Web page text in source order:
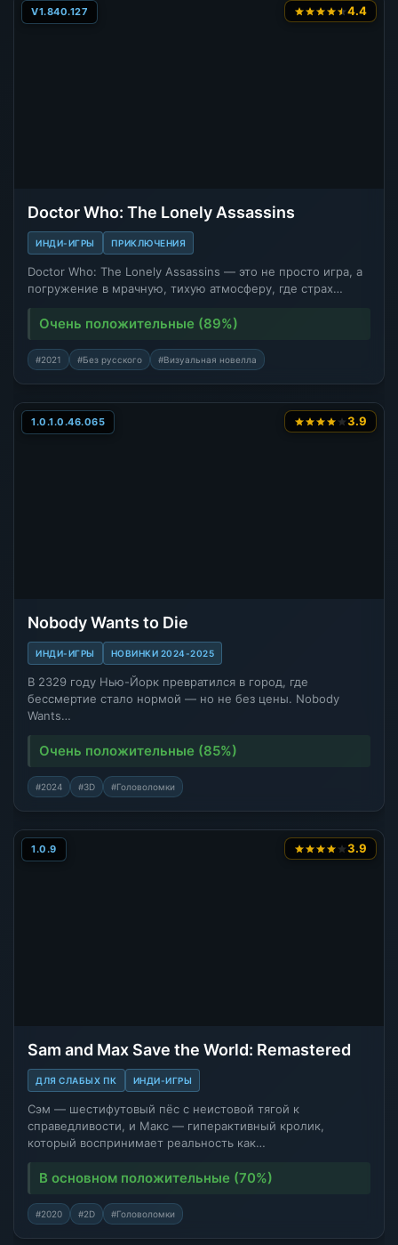
V1.840.127 4.4
Doctor Who: The Lonely Assassins
ИНДИ-ИГРЫ ПРИКЛЮЧЕНИЯ
Doctor Who: The Lonely Assassins — это не просто игра, а
погружение в мрачную, тихую атмосферу, где страх…
Очень положительные (89%)
#2021 #Без русского #Визуальная новелла
1.0.1.0.46.065 3.9
Nobody Wants to Die
ИНДИ-ИГРЫ НОВИНКИ 2024-2025
В 2329 году Нью-Йорк превратился в город, где
бессмертие стало нормой — но не без цены. Nobody
Wants…
Очень положительные (85%)
#2024 #3D #Головоломки
1.0.9 3.9
Sam and Max Save the World: Remastered
ДЛЯ СЛАБЫХ ПК ИНДИ-ИГРЫ
Сэм — шестифутовый пёс с неистовой тягой к
справедливости, и Макс — гиперактивный кролик,
который воспринимает реальность как…
В основном положительные (70%)
#2020 #2D #Головоломки